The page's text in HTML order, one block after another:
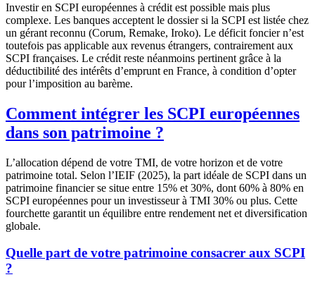
Investir en SCPI européennes à crédit est possible mais plus
complexe. Les banques acceptent le dossier si la SCPI est listée chez
un gérant reconnu (Corum, Remake, Iroko). Le déficit foncier n’est
toutefois pas applicable aux revenus étrangers, contrairement aux
SCPI françaises. Le crédit reste néanmoins pertinent grâce à la
déductibilité des intérêts d’emprunt en France, à condition d’opter
pour l’imposition au barème.
Comment intégrer les SCPI européennes
dans son patrimoine ?
L’allocation dépend de votre TMI, de votre horizon et de votre
patrimoine total. Selon l’IEIF (2025), la part idéale de SCPI dans un
patrimoine financier se situe entre 15% et 30%, dont 60% à 80% en
SCPI européennes pour un investisseur à TMI 30% ou plus. Cette
fourchette garantit un équilibre entre rendement net et diversification
globale.
Quelle part de votre patrimoine consacrer aux SCPI
?